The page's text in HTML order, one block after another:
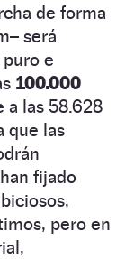
de forma
será
e
100.000
a las 58.628
que las
fijado
pero en